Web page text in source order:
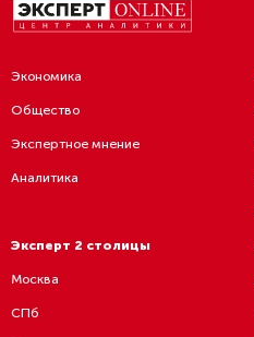
Экономика
Общество
Экспертное мнение
Аналитика
Эксперт 2 столицы
Москва
СПб